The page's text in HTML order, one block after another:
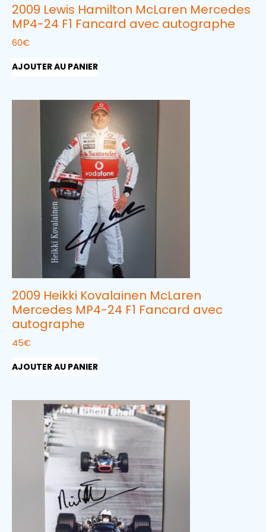
2009 Lewis Hamilton McLaren Mercedes
MP4-24 F1 Fancard avec autographe
60€
AJOUTER AU PANIER
2009 Heikki Kovalainen McLaren
Mercedes MP4-24 F1 Fancard avec
autographe
45€
AJOUTER AU PANIER